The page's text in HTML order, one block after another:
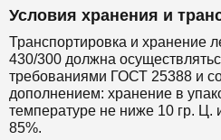
Условия хранения и
Транспортировка и хранение
430/300 должна
требованиями ГОСТ 25388 и
дополнением: хранение в
температуре не ниже 10 гр.
85%.